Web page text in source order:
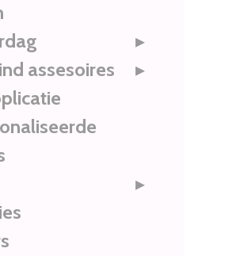
assesoires